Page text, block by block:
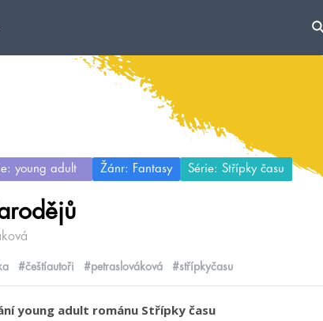
young adult Žánr: Fantasy Série: Střípky času
#češtíautoři #petraslováková #střípkyčasu
young adult románu Střípky času